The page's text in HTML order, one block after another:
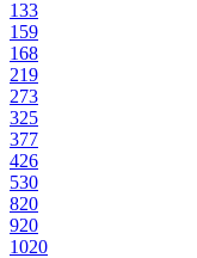
133
159
168
219
273
325
377
426
530
820
920
1020